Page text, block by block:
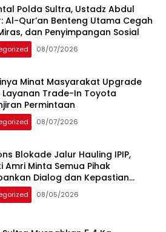
Polda Sultra, Ustadz Abdul
Al-Qur’an Benteng Utama Cegah
dan Penyimpangan Sosial
08/07/2026
Minat Masyarakat Upgrade
Layanan Trade-In Toyota
Permintaan
08/07/2026
Blokade Jalur Hauling IPIP,
Amri Minta Semua Pihak
Dialog dan Kepastian
08/05/2026